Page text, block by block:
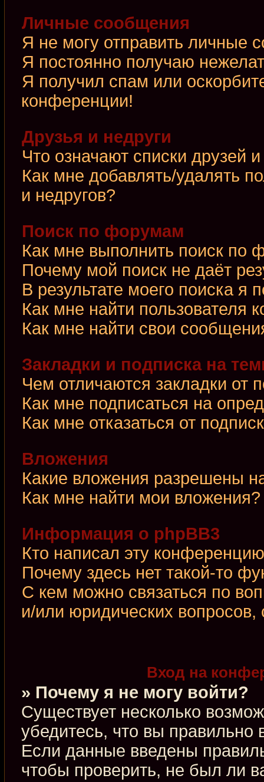
Личные сообщения
Я не могу отправить личные
Я постоянно получаю
Я получил спам или
конференции!
Друзья и недруги
Что означают списки друзей
Как мне добавлять/удалять
и недругов?
Поиск по форумам
Как мне выполнить поиск
Почему мой поиск не даёт
В результате моего поиска я
Как мне найти пользователя
Как мне найти свои
Закладки и подписка на
Чем отличаются закладки от
Как мне подписаться на
Как мне отказаться от
Вложения
Какие вложения разрешены
Как мне найти мои вложения?
Информация о phpBB3
Кто написал эту
Почему здесь нет такой-то
С кем можно связаться по
и/или юридических
Вход на
» Почему я не могу войти?
Существует несколько
убедитесь, что вы правильно
Если данные введены
чтобы проверить, не был ли